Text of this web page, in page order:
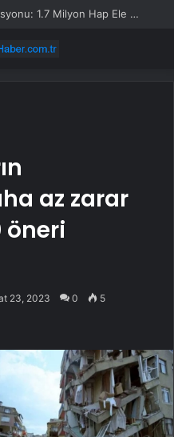
Kocaeli’de Uyuşturucu Operasyonu: 1.7 Milyon Hap Ele Geçirildi
az zarar
öneri
23, 2023 0 5